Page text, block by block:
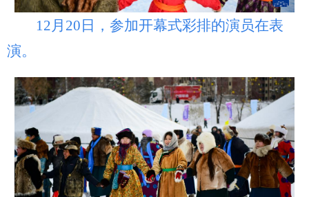
12月20日，参加开幕式彩排的演员在表
演。